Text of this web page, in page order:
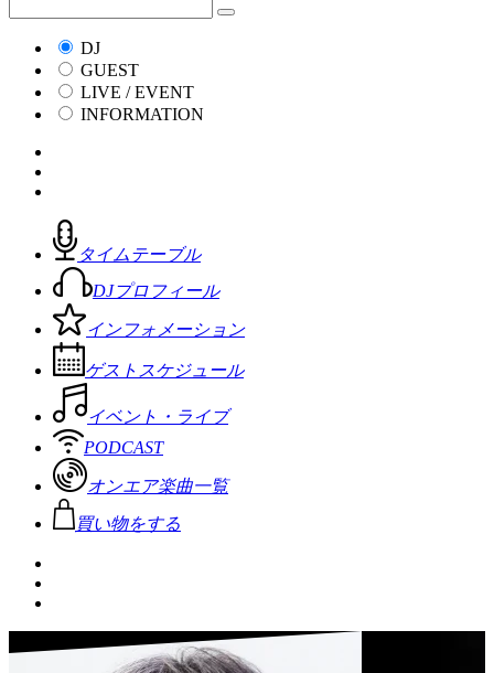
DJ
GUEST
LIVE / EVENT
INFORMATION
タイムテーブル
DJプロフィール
インフォメーション
ゲストスケジュール
イベント・ライブ
PODCAST
オンエア楽曲一覧
買い物をする